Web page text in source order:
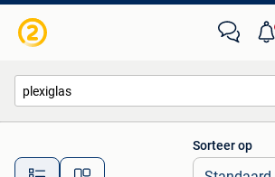
Alle afstanden…
Sorteer op